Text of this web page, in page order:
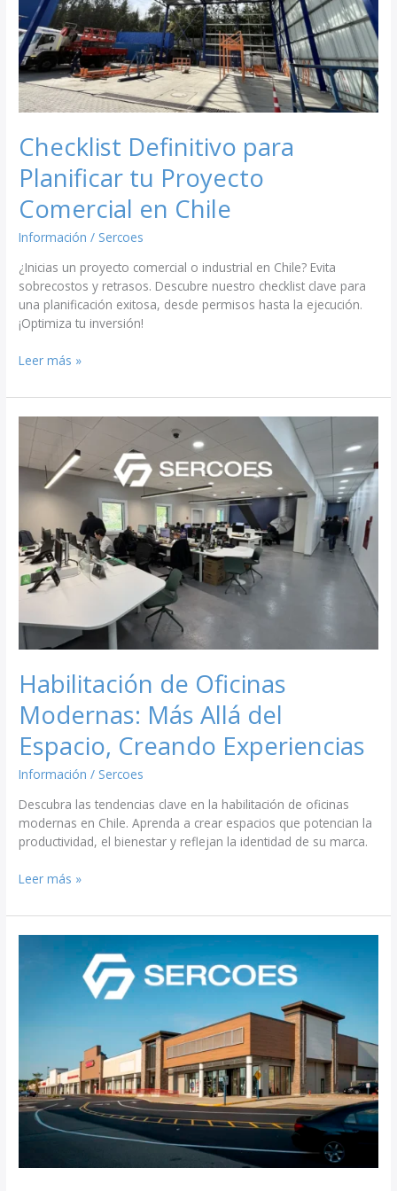
Checklist Definitivo para
Planificar tu Proyecto
Comercial en Chile
Información / Sercoes
¿Inicias un proyecto comercial o industrial en Chile? Evita
sobrecostos y retrasos. Descubre nuestro checklist clave para
una planificación exitosa, desde permisos hasta la ejecución.
¡Optimiza tu inversión!
en
Chile
Leer más »
Habilitación de Oficinas
Modernas: Más Allá del
Espacio, Creando Experiencias
Información / Sercoes
Descubra las tendencias clave en la habilitación de oficinas
modernas en Chile. Aprenda a crear espacios que potencian la
productividad, el bienestar y reflejan la identidad de su marca.
Oficinas
Modernas:
Más
del
Espacio,
Creando
Experiencias
Leer más »
Comerciales
Exitosos